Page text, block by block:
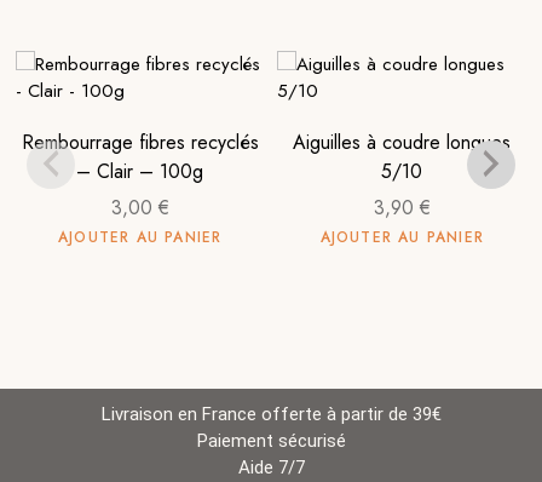
Rembourrage fibres recyclés
– Clair – 100g
3,00 €
AJOUTER AU PANIER
Aiguilles à coudre longues
5/10
3,90 €
AJOUTER AU PANIER
Livraison en France offerte à partir de 39€
Paiement sécurisé
Aide 7/7